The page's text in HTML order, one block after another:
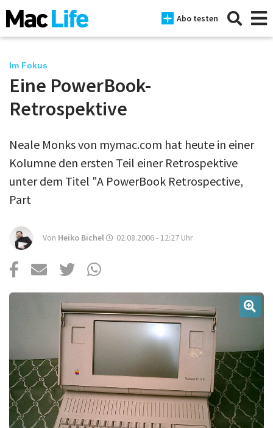
Abo testen
News
Mac
iPad
Tests
Tipps
Magazine
Über uns
Mac Life+
Anmelden
Im Fokus
Eine PowerBook-
Retrospektive
Neale Monks von mymac.com hat heute in einer
Kolumne den ersten Teil einer Retrospektive
unter dem Titel "A PowerBook Retrospective,
Part
Von Heiko Bichel 02.08.2006 - 12:27 Uhr